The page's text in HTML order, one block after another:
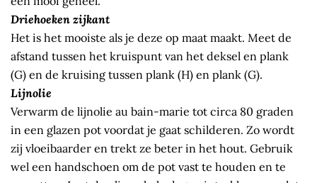
Driehoeken zijkant
Het is het mooiste als je deze op maat maakt. Meet de
afstand tussen het kruispunt van het deksel en plank
(G) en de kruising tussen plank (H) en plank (G).
Lijnolie
Verwarm de lijnolie au bain-marie tot circa 80 graden
in een glazen pot voordat je gaat schilderen. Zo wordt
zij vloeibaarder en trekt ze beter in het hout. Gebruik
wel een handschoen om de pot vast te houden en te